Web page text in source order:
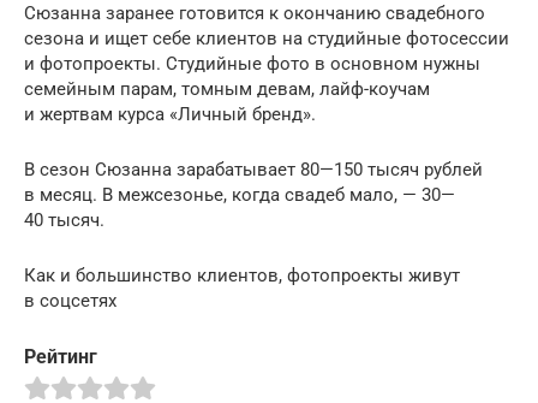
Сюзанна заранее готовится к окончанию свадебного
сезона и ищет себе клиентов на студийные фотосессии
и фотопроекты. Студийные фото в основном нужны
семейным парам, томным девам, лайф-коучам
и жертвам курса «Личный бренд».
В сезон Сюзанна зарабатывает 80—150 тысяч рублей
в месяц. В межсезонье, когда свадеб мало, — 30—
40 тысяч.
Как и большинство клиентов, фотопроекты живут
в соцсетях
Рейтинг